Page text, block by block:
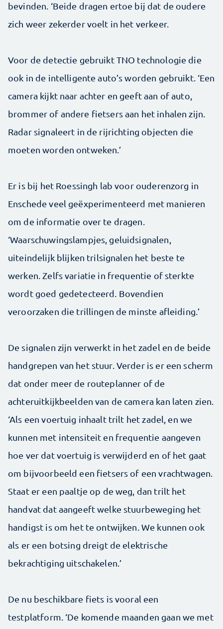
bevinden. ‘Beide dragen ertoe bij dat de oudere
zich weer zekerder voelt in het verkeer.
Voor de detectie gebruikt TNO technologie die
ook in de intelligente auto’s worden gebruikt. ‘Een
camera kijkt naar achter en geeft aan of auto,
brommer of andere fietsers aan het inhalen zijn.
Radar signaleert in de rijrichting objecten die
moeten worden ontweken.’
Er is bij het Roessingh lab voor ouderenzorg in
Enschede veel geëxperimenteerd met manieren
om de informatie over te dragen.
‘Waarschuwingslampjes, geluidsignalen,
uiteindelijk blijken trilsignalen het beste te
werken. Zelfs variatie in frequentie of sterkte
wordt goed gedetecteerd. Bovendien
veroorzaken die trillingen de minste afleiding.’
De signalen zijn verwerkt in het zadel en de beide
handgrepen van het stuur. Verder is er een scherm
dat onder meer de routeplanner of de
achteruitkijkbeelden van de camera kan laten zien.
‘Als een voertuig inhaalt trilt het zadel, en we
kunnen met intensiteit en frequentie aangeven
hoe ver dat voertuig is verwijderd en of het gaat
om bijvoorbeeld een fietsers of een vrachtwagen.
Staat er een paaltje op de weg, dan trilt het
handvat dat aangeeft welke stuurbeweging het
handigst is om het te ontwijken. We kunnen ook
als er een botsing dreigt de elektrische
bekrachtiging uitschakelen.’
De nu beschikbare fiets is vooral een
testplatform. ‘De komende maanden gaan we met